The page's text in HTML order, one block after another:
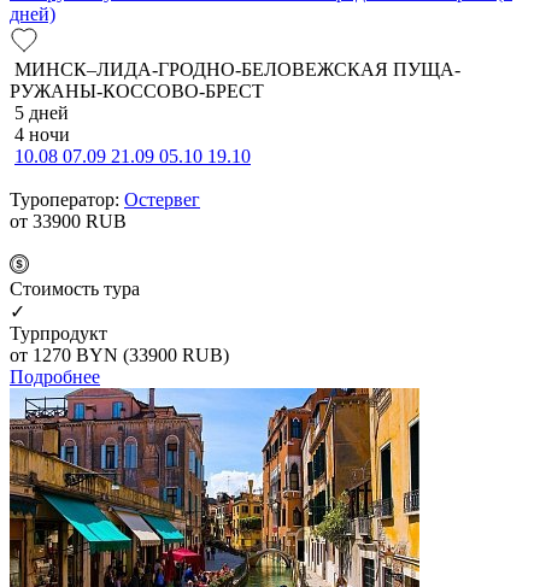
дней)
МИНСК–ЛИДА-ГРОДНО-БЕЛОВЕЖСКАЯ ПУЩА-
РУЖАНЫ-КОССОВО-БРЕСТ
5 дней
4 ночи
10.08 07.09 21.09 05.10 19.10
Туроператор: Остервег
от 33900 RUB
Cтоимость тура
✓
Турпродукт
от 1270 BYN (33900 RUB)
Подробнее